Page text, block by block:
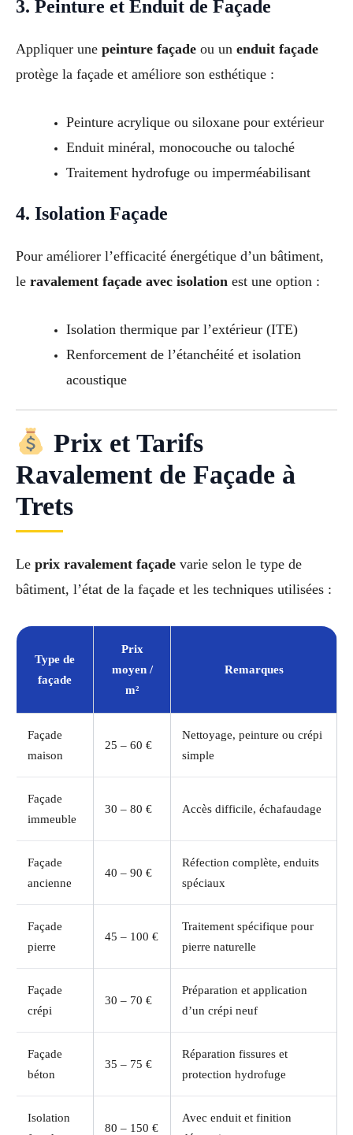
3. Peinture et Enduit de Façade
Appliquer une peinture façade ou un enduit façade
protège la façade et améliore son esthétique :
Peinture acrylique ou siloxane pour extérieur
Enduit minéral, monocouche ou taloché
Traitement hydrofuge ou imperméabilisant
4. Isolation Façade
Pour améliorer l’efficacité énergétique d’un bâtiment,
le ravalement façade avec isolation est une option :
Isolation thermique par l’extérieur (ITE)
Renforcement de l’étanchéité et isolation
acoustique
Prix et Tarifs
Ravalement de Façade à
Trets
Le prix ravalement façade varie selon le type de
bâtiment, l’état de la façade et les techniques utilisées :
Type de
façade
Prix
moyen /
m²
Remarques
Façade
maison
25 – 60 €
Nettoyage, peinture ou crépi
simple
Façade
immeuble
30 – 80 € Accès difficile, échafaudage
Façade
ancienne
40 – 90 €
Réfection complète, enduits
spéciaux
Façade
pierre
45 – 100 €
Traitement spécifique pour
pierre naturelle
Façade
crépi
30 – 70 €
Préparation et application
d’un crépi neuf
Façade
béton
35 – 75 €
Réparation fissures et
protection hydrofuge
Isolation
80 – 150 €
Avec enduit et finition